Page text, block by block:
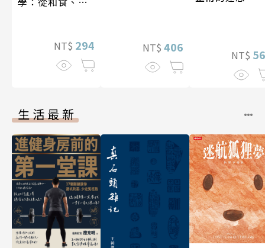
技藝的祕密 人人
伽利略45
NT$ 294 NT$ 406
NT$
生活最新